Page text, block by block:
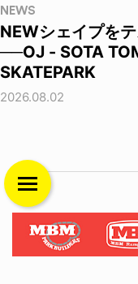
NEWS
NEWシェイプを
──OJ - SOTA
SKATEPARK
2026.08.02